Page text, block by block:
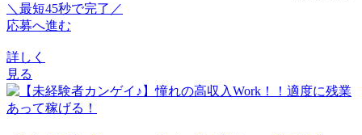
＼最短45秒で完了／
応募へ進む
詳しく
見る